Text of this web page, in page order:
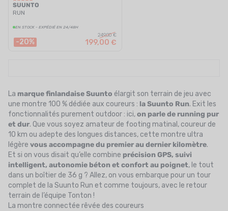
SUUNTO
RUN
EN STOCK - EXPÉDIÉ EN 24/48H
-20%
249,00 €
199,00 €
La marque finlandaise Suunto élargit son terrain de jeu avec
une montre 100 % dédiée aux coureurs : laSuunto Run. Exit les
fonctionnalités purement outdoor : ici,on parle de running pur
et dur. Que vous soyez amateur de footing matinal, coureur de
10 km ou adepte des longues distances, cette montre ultra
légère vous accompagne du premier au dernier kilomètre.
Et si on vous disait qu’elle combine précision GPS, suivi
intelligent, autonomie béton et confort au poignet, le tout
dans un boîtier de 36 g ? Allez, on vous embarque pour un tour
complet de la Suunto Run et comme toujours, avec le retour
terrain de l’équipe Tonton !
La montre connectée rêvée des coureurs